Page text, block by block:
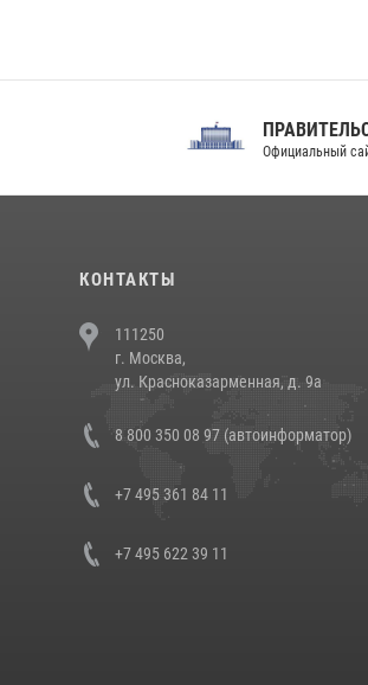
ПРАВИТЕЛЬСТВО РФ
Официальный сайт
КОНТАКТЫ
111250
г. Москва,
ул. Красноказарменная, д. 9а
8 800 350 08 97 (автоинформатор)
+7 495 361 84 11
+7 495 622 39 11